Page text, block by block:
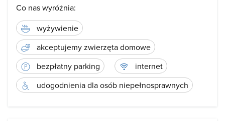
Co nas wyróżnia:
wyżywienie
akceptujemy zwierzęta domowe
bezpłatny parking
internet
udogodnienia dla osób niepełnosprawnych